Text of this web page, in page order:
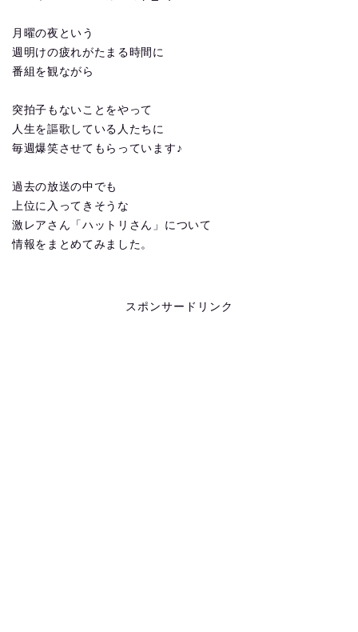
月曜の夜という
週明けの疲れがたまる時間に
番組を観ながら
突拍子もないことをやって
人生を謳歌している人たちに
毎週爆笑させてもらっています♪
過去の放送の中でも
上位に入ってきそうな
激レアさん「ハットリさん」について
情報をまとめてみました。
スポンサードリンク